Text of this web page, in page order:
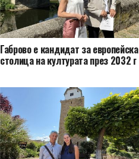
Габрово е кандидат за европейска
столица на културата през 2032 г